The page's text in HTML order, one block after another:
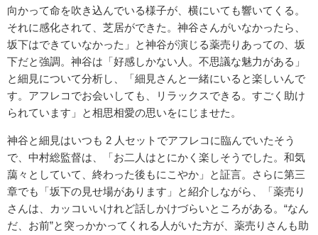
向かって命を吹き込んでいる様子が、横にいても響いてくる。
それに感化されて、芝居ができた。神谷さんがいなかったら、
坂下はできていなかった」と神谷が演じる薬売りあっての、坂
下だと強調。神谷は「好感しかない人。不思議な魅力がある」
と細見について分析し、「細見さんと一緒にいると楽しいんで
す。アフレコでお会いしても、リラックスできる。すごく助け
られています」と相思相愛の思いをにじませた。
神谷と細見はいつも 2 人セットでアフレコに臨んでいたそう
で、中村総監督は、「お二人はとにかく楽しそうでした。和気
藹々としていて、終わった後もにこやか」と証言。さらに第三
章でも「坂下の見せ場があります」と紹介しながら、「薬売り
さんは、カッコいいけれど話しかけづらいところがある。“なん
だ、お前”と突っかかってくれる人がいた方が、薬売りさんも助